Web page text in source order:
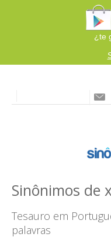
¿te
Sinônimos de
Tesauro em
palavras